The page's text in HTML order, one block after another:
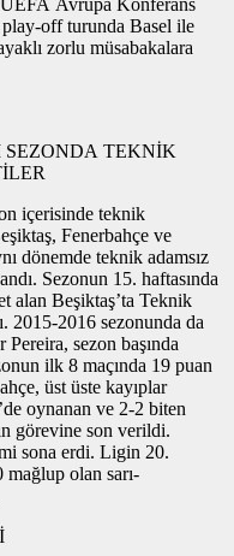
off turunda Basel ile
zorlu müsabakalara
TEKNİK
içerisinde teknik
Fenerbahçe ve
dönemde teknik adamsız
Sezonun 15. haftasında
alan Beşiktaş’ta Teknik
2015-2016 sezonunda da
sezon başında
ilk 8 maçında 19 puan
üst üste kayıplar
oynanan ve 2-2 biten
görevine son verildi.
sona erdi. Ligin 20.
mağlup olan sarı-